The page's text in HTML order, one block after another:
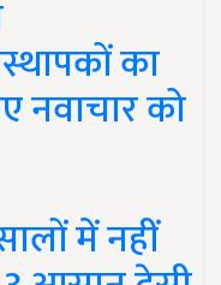
का
नवाचार को
में नहीं